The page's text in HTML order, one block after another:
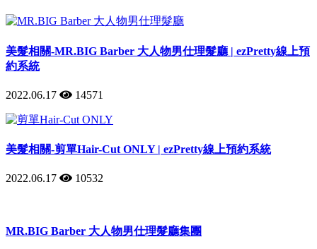
美髮相關-MR.BIG Barber 大人物男仕理髮廳 | ezPretty線上預
約系統
2022.06.17 14571
美髮相關-剪單Hair-Cut ONLY | ezPretty線上預約系統
2022.06.17 10532
MR.BIG Barber 大人物男仕理髮廳集團